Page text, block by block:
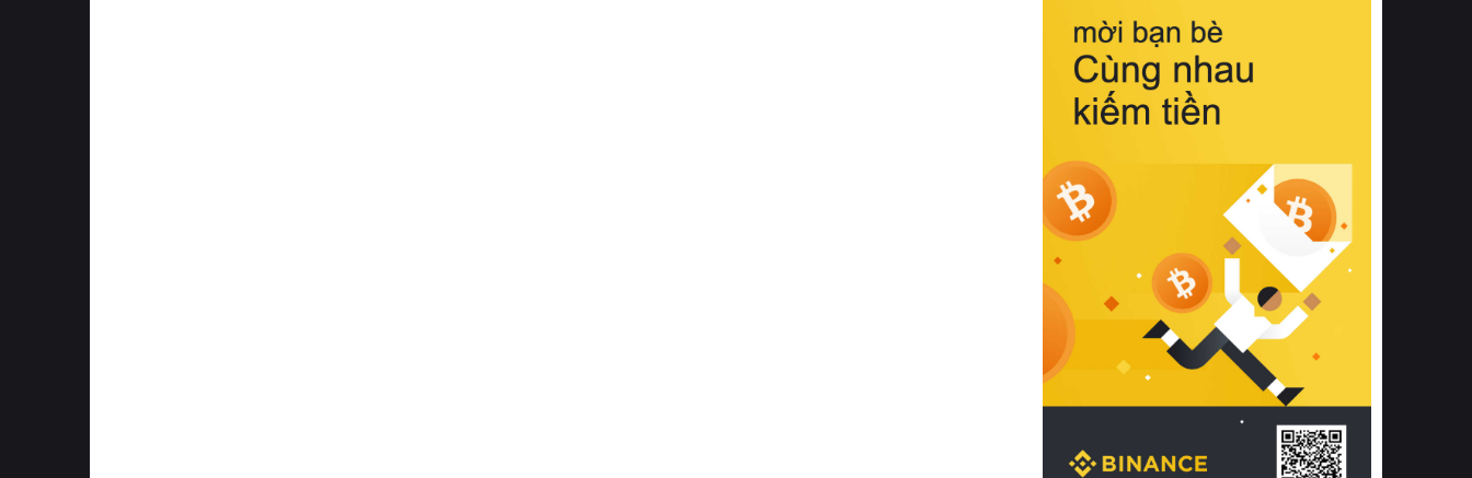
hồi chuẩn xác của phần đệm nâng đỡ
cột sống.
Bên cạnh đó, việc lựa chọn các dòng
sản phẩm đạt chuẩn chất lượng quốc
tế còn giúp ngăn ngừa tình trạng kích
khuẩn và nấm mốc trong điều kiện
thời tiết nóng ẩm. Bạn có thể tìm hiểu
thêm các nghiên cứu khoa học về tác
động của giấc ngủ và môi trường
phòng ngủ đối với sức khỏe con
người tại Sleep Foundation (External
Link) để có cái nhìn toàn diện hơn.
2. Các tiêu chí vàng khi lựa chọn
chăn ga gối đệm cao cấp cho phòng
ngủ
Để sở hữu một bộ chăn ga gối đệm
cao cấp hoàn hảo cả về thẩm mỹ lẫn
công năng, người tiêu dùng cần cân
nhắc kỹ lưỡng các tiêu chí quan trọng